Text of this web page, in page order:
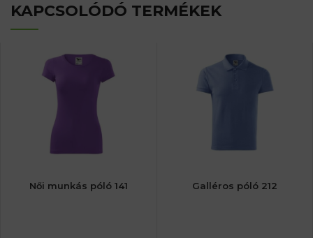
KAPCSOLÓDÓ TERMÉKEK
Női munkás póló 141 Galléros póló 212